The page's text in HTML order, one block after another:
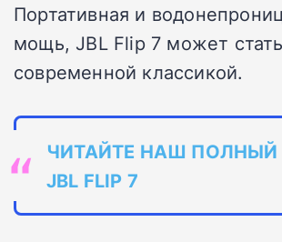
Портативная и
мощь, JBL Flip 7 может стать
современной классикой.
ЧИТАЙТЕ НАШ ПОЛНЫЙ
JBL FLIP 7